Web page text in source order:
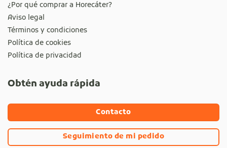
¿Por qué comprar a Horecáter?
Aviso legal
Términos y condiciones
Política de cookies
Política de privacidad
Obtén ayuda rápida
Contacto
Seguimiento de mi pedido